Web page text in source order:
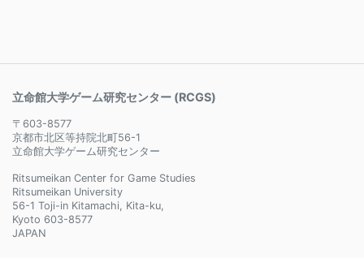
立命館大学ゲーム研究センター (RCGS)
〒603-8577
京都市北区等持院北町56-1
立命館大学ゲーム研究センター
Ritsumeikan Center for Game Studies
Ritsumeikan University
56-1 Toji-in Kitamachi, Kita-ku,
Kyoto 603-8577
JAPAN